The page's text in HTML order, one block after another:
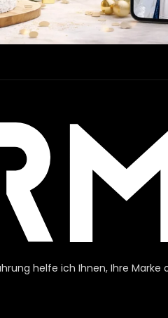
helfe ich Ihnen, Ihre